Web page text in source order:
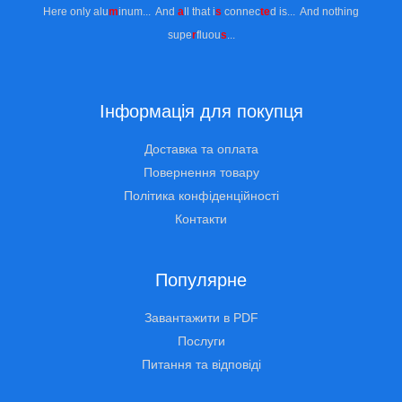
Here only aluminum... And a ll that is connected is... And nothing
superfluous...
Інформація для покупця
Доставка та оплата
Повернення товару
Політика конфіденційності
Контакти
Популярне
Завантажити в PDF
Послуги
Питання та відповіді